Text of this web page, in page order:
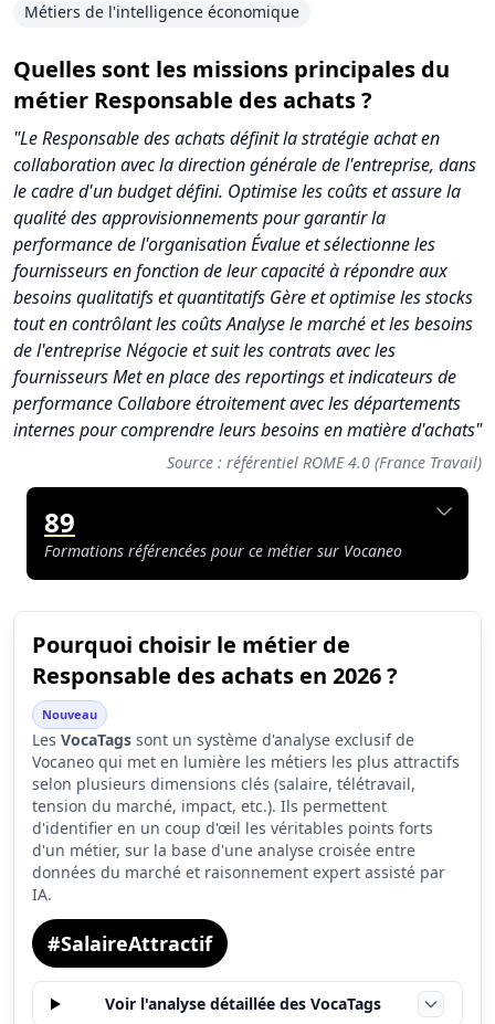
Métiers de l'intelligence économique
Quelles sont les missions principales du
métier Responsable des achats ?
"Le Responsable des achats définit la stratégie achat en
collaboration avec la direction générale de l'entreprise, dans
le cadre d'un budget défini. Optimise les coûts et assure la
qualité des approvisionnements pour garantir la
performance de l'organisation Évalue et sélectionne les
fournisseurs en fonction de leur capacité à répondre aux
besoins qualitatifs et quantitatifs Gère et optimise les stocks
tout en contrôlant les coûts Analyse le marché et les besoins
de l'entreprise Négocie et suit les contrats avec les
fournisseurs Met en place des reportings et indicateurs de
performance Collabore étroitement avec les départements
internes pour comprendre leurs besoins en matière d'achats"
Source : référentiel ROME 4.0 (France Travail)
89
Formations référencées pour ce métier sur Vocaneo
Pourquoi choisir le métier de
Responsable des achats en 2026 ?
Nouveau
Les VocaTags sont un système d'analyse exclusif de
Vocaneo qui met en lumière les métiers les plus attractifs
selon plusieurs dimensions clés (salaire, télétravail,
tension du marché, impact, etc.). Ils permettent
d'identifier en un coup d'œil les véritables points forts
d'un métier, sur la base d'une analyse croisée entre
données du marché et raisonnement expert assisté par
IA.
#SalaireAttractif
Voir l'analyse détaillée des VocaTags
Synthèse des scores du métier Responsable des achats
Indicateur
Score (sur 10)
Attractivité globale
Tension du marché
3.2
Salaire
7.9
Conditions de travail
7.5